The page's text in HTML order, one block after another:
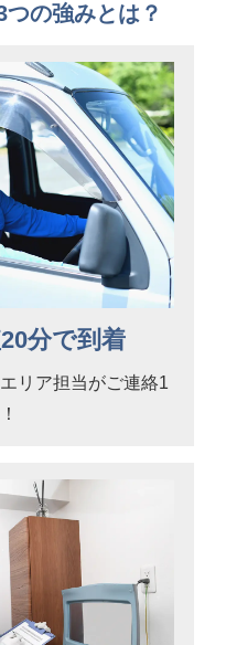
つの強みとは？
分で到着
リア担当がご連絡1